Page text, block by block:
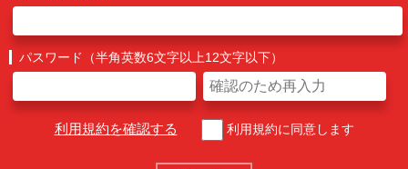
パスワード（半角英数6文字以上12文字以下）
利用規約を確認する 利用規約に同意します